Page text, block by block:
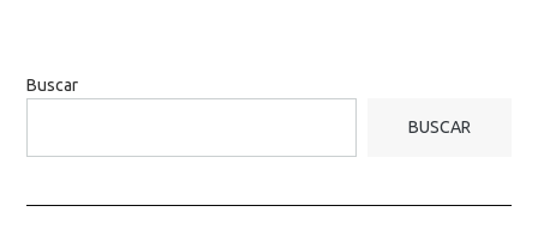
Buscar
BUSCAR